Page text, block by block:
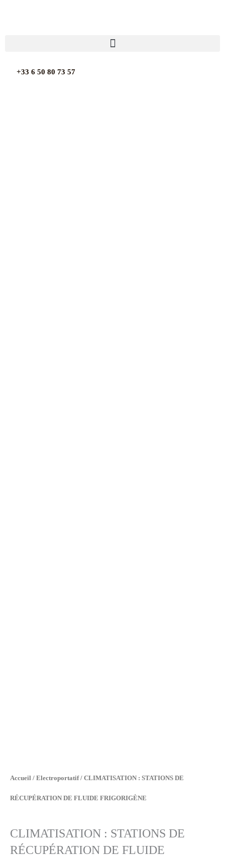
+33 6 50 80 73 57
Accueil / Electroportatif/ CLIMATISATION : STATIONS DE
RÉCUPÉRATION DE FLUIDE FRIGORIGÈNE
CLIMATISATION : STATIONS DE
RÉCUPÉRATION DE FLUIDE